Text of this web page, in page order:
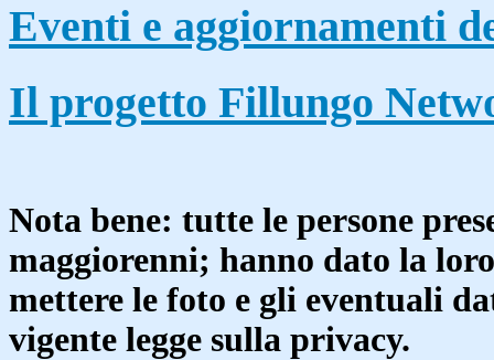
Eventi e aggiornamenti
Il progetto Fillungo
Nota bene: tutte le persone
maggiorenni; hanno dato la
mettere le foto e gli eventuali
vigente legge sulla privacy.